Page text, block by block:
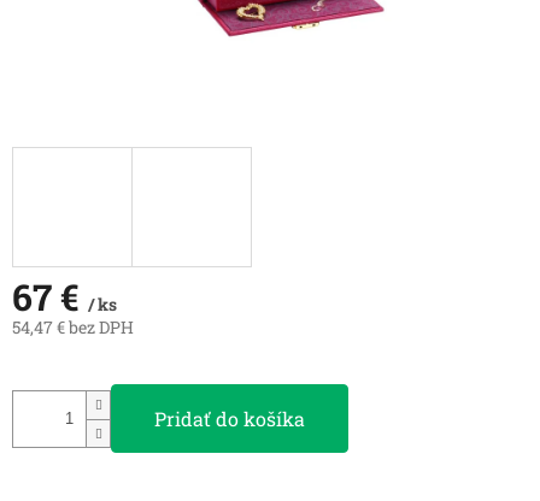
67 € / ks
54,47 € bez DPH
Pridať do košíka